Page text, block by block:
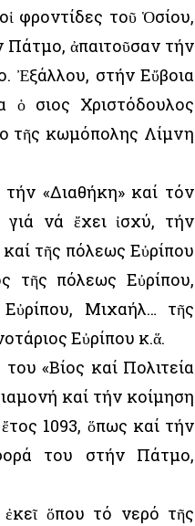
φροντίδες τοῦ Ὁσίου,
Πάτμο, ἀπαιτοῦσαν τήν
Ἐξάλλου, στήν Εὔβοια
Ὅσιος Χριστόδουλος
τῆς κωμόπολης Λίμνη
«Διαθήκη» καί τόν
νά ἔχει ἰσχύ, τήν
τῆς πόλεως Εὐρίπου
τῆς πόλεως Εὐρίπου,
Μιχαήλ… τῆς
Εὐρίπου κ.ἅ.
«Βίος καί Πολιτεία
καί τήν κοίμηση
1093, ὅπως καί τήν
του στήν Πάτμο,
ὅπου τό νερό τῆς